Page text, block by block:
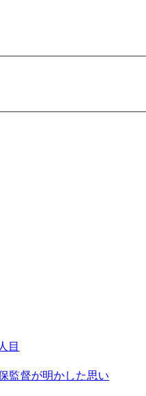
目
監督が明かした思い